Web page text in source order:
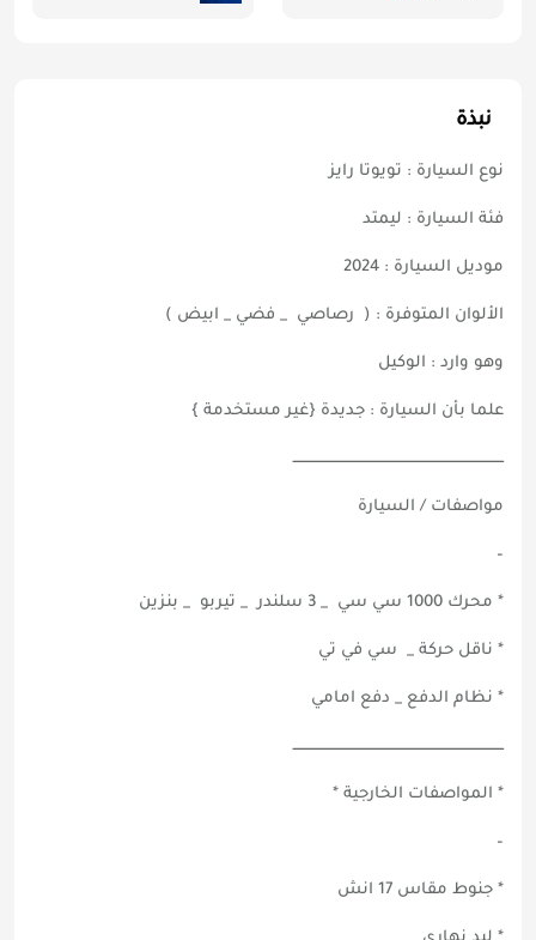
نبذة
نوع السيارة : تويوتا رايز
فئة السيارة : ليمتد
موديل السيارة : 2024
الألوان المتوفرة : ( رصاصي _ فضي _ ابيض )
وهو وارد : الوكيل
علما بأن السيارة : جديدة {غير مستخدمة }
ــــــــــــــــــــــــــــــــــــــــــــــــــــــــــــــــــــــــــــــــــــــــ
مواصفات / السيارة
–
* محرك 1000 سي سي _ 3 سلندر _ تيربو _ بنزين
* ناقل حركة _ سي في تي
* نظام الدفع _ دفع امامي
ــــــــــــــــــــــــــــــــــــــــــــــــــــــــــــــــــــــــــــــــــــــــ
* المواصفات الخارجية *
–
* جنوط مقاس 17 انش